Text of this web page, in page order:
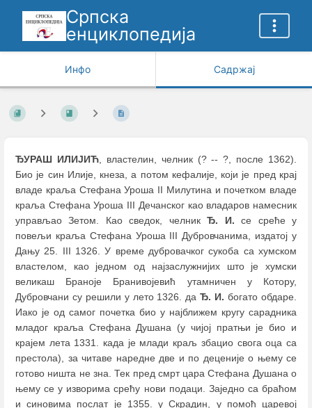
Српска
енциклопедија
Инфо Садржај
ЂУРАШ ИЛИЈИЋ, властелин, челник (? -- ?, после 1362).
Био је син Илије, кнеза, а потом кефалије, који је пред крај
владе краља Стефана Уроша II Милутина и почетком владе
краља Стефана Уроша III Дечанског као владаров намесник
управљао Зетом. Као сведок, челникЂ. И. се среће у
повељи краља Стефана Уроша III Дубровчанима, издатој у
Дању 25. III 1326. У време дубровачког сукоба са хумском
властелом, као једном од најзаслужнијих што је хумски
великаш Браноје Бранивојевић утамничен у Котору,
Дубровчани су решили у лето 1326. даЂ. И. богато обдаре.
Иако је од самог почетка био у најближем кругу сарадника
младог краља Стефана Душана (у чијој пратњи је био и
крајем лета 1331. када је млади краљ збацио свога оца са
престола), за читаве наредне две и по деценије о њему се
готово ништа не зна. Тек пред смрт цара Стефана Душана о
њему се у изворима срећу нови подаци. Заједно са браћом
и синовима послат је 1355. у Скрадин, у помоћ царевој